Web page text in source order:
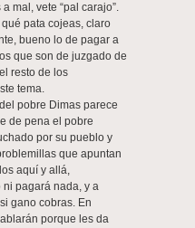
mal, vete “pal carajo”.
pata cojeas, claro
bueno lo de pagar a
que son de juzgado de
resto de los
tema.
pobre Dimas parece
de pena el pobre
por su pueblo y
que apuntan
aquí y allá,
pagará nada, y a
gano cobras. En
porque les da